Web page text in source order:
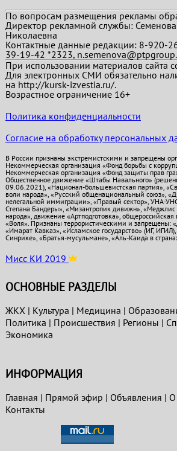
По вопросам размещения рекламы
Директор рекламной службы: Семенова
Николаевна
Контактные данные редакции: 8-920-
39-19-42 *2323,
При использовании материалов сайта
Для электронных СМИ обязательно
на http://kursk-izvestia.ru/.
Возрастное ограничение 16+
Политика конфиденциальности
Согласие на обработку персональных
В России признаны экстремистскими и запрещены
Некоммерческая организация «Фонд борьбы с
Некоммерческая организация «Фонд защиты прав
Общественное движение «Штабы Навального»
09.06.2021), «Национал-большевистская партия»,
воли народа», «Русский общенациональный союз»,
нелегальной иммиграции», «Правый сектор», УНА-
Степана Бандеры», «Мизантропик дивижн», «Меджлис
народа», движение «Артподготовка», общероссийская
«Воля». Признаны террористическими и запрещены:
«Имарат Кавказ», «Исламское государство» (ИГ,
Синрике», «Братья-мусульмане», «Аль-Каида в
Мисс КИ 2019
ОСНОВНЫЕ РАЗДЕЛЫ
ЖКХ| Культура | Медицина |
Политика | Проиcшествия | Регионы |
Экономика
ИНФОРМАЦИЯ
Главная | Прямой эфир | Объявления | О
Контакты